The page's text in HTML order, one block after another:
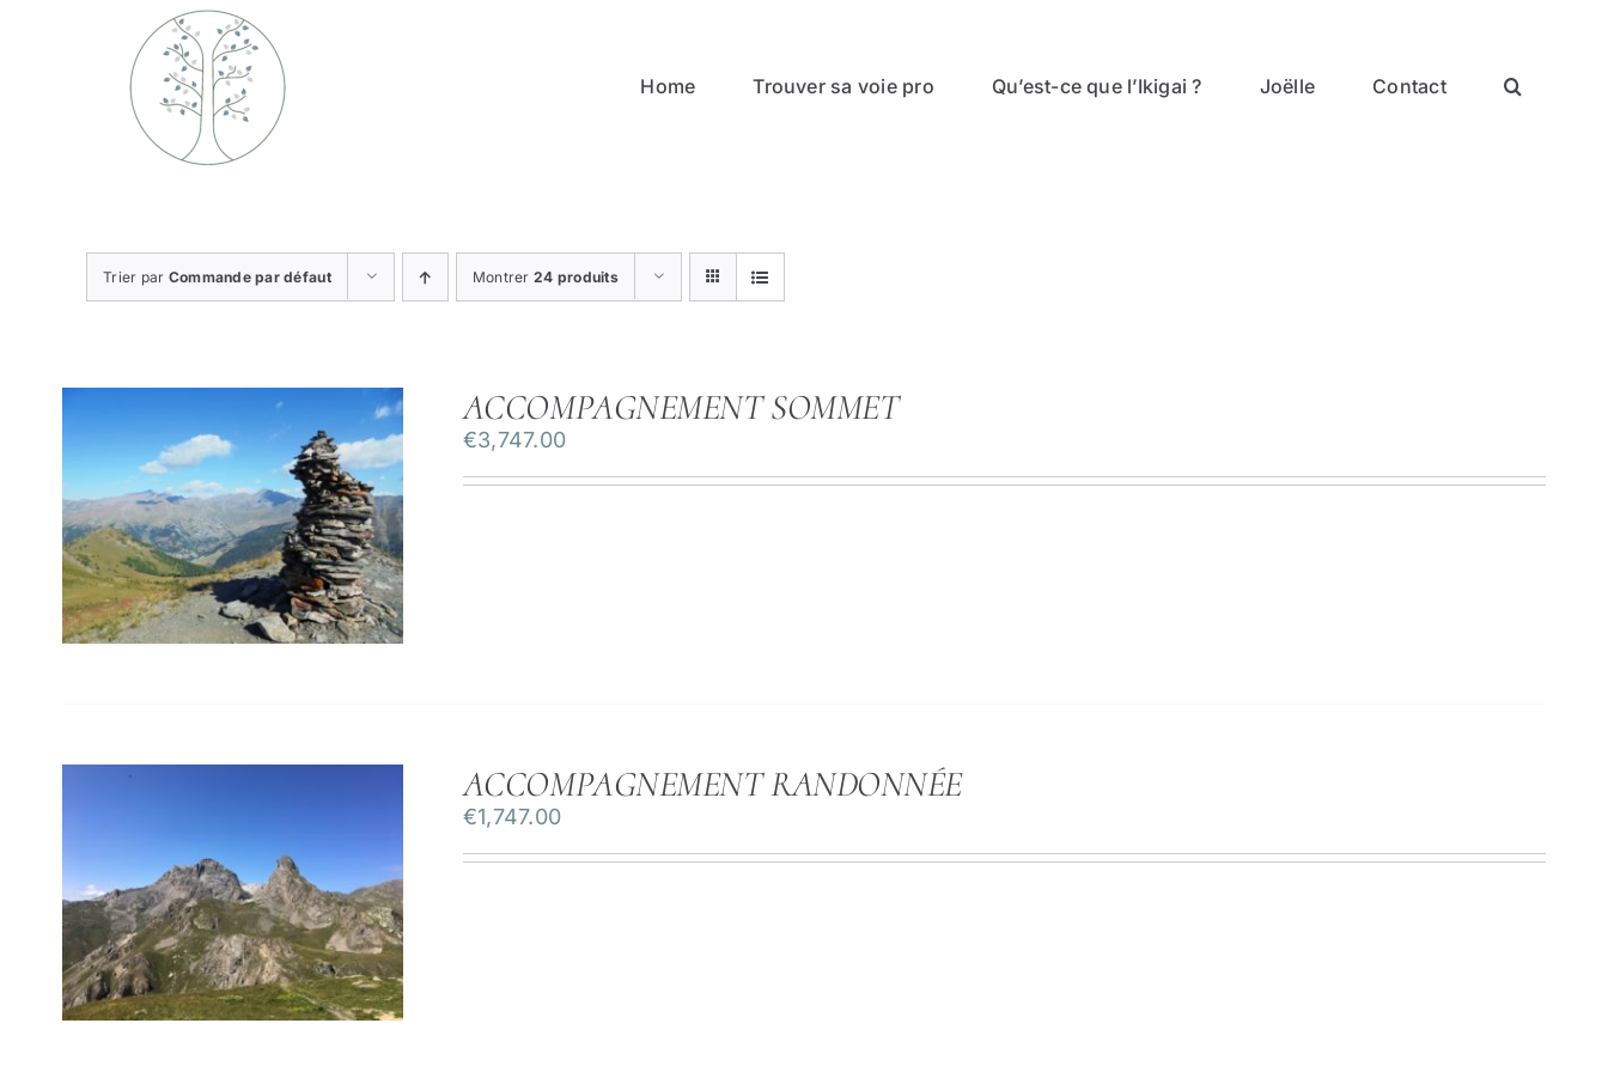
Home Trouver sa voie pro Qu’est-ce que l’Ikigai ? Joëlle Contact
Trier par Commande par défaut Montrer24 produits
ACCOMPAGNEMENT SOMMET
€3,747.00
ACCOMPAGNEMENT RANDONNÉE
€1,747.00